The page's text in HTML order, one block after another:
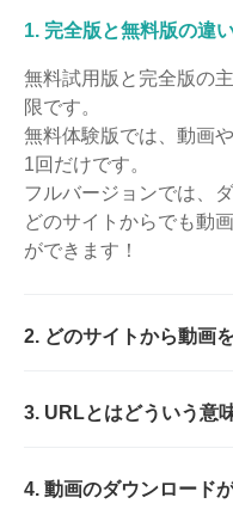
1. 完全版と無料版の違
無料試用版と完全版の
限です。
無料体験版では、動画
1回だけです。
フルバージョンでは、
どのサイトからでも動
ができます！
2. どのサイトから動画
3. URLとはどういう意
4. 動画のダウンロード